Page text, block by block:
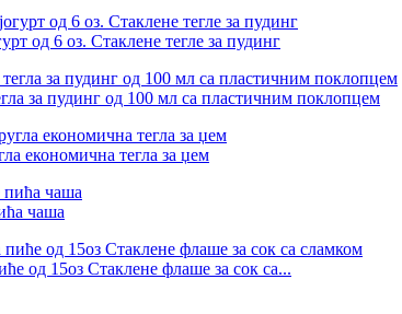
од 6 оз. Стаклене тегле за пудинг
за пудинг од 100 мл са пластичним поклопцем
економична тегла за џем
чаша
од 15оз Стаклене флаше за сок са...